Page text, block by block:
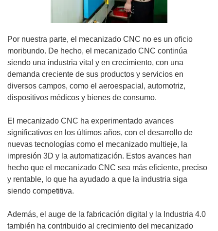
Por nuestra parte, el mecanizado CNC no es un oficio
moribundo. De hecho, el mecanizado CNC continúa
siendo una industria vital y en crecimiento, con una
demanda creciente de sus productos y servicios en
diversos campos, como el aeroespacial, automotriz,
dispositivos médicos y bienes de consumo.
El mecanizado CNC ha experimentado avances
significativos en los últimos años, con el desarrollo de
nuevas tecnologías como el mecanizado multieje, la
impresión 3D y la automatización. Estos avances han
hecho que el mecanizado CNC sea más eficiente, preciso
y rentable, lo que ha ayudado a que la industria siga
siendo competitiva.
Además, el auge de la fabricación digital y la Industria 4.0
también ha contribuido al crecimiento del mecanizado